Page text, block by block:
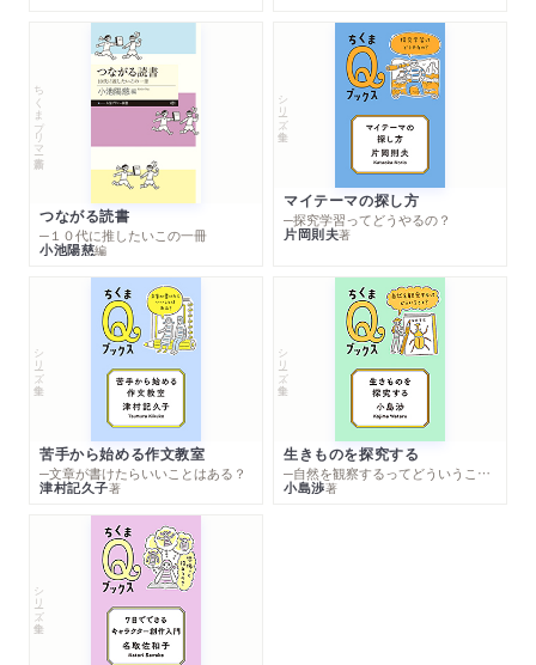
ちくまプリマー新書
つながる読書
─１０代に推したいこの一冊
小池陽慈編
シリーズ・全集
マイテーマの探し方
─探究学習ってどうやるの？
片岡則夫著
シリーズ・全集
苦手から始める作文教室
─文章が書けたらいいことはある？
津村記久子著
シリーズ・全集
生きものを探究する
─自然を観察するってどういうこと？
小島渉著
シリーズ・全集